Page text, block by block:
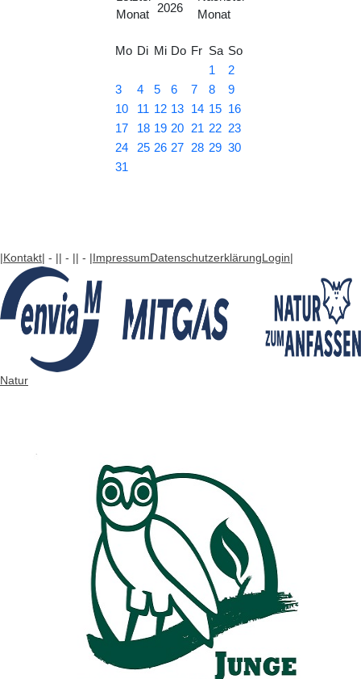
2026
Mo Di Mi Do Fr Sa So
1
2
3
4 5 6 7 8
9
10
11 12 13 14 15 16
17
18 19 20 21 22 23
24
25 26 27 28 29 30
31
|Kontakt| - || - || - |ImpressumDatenschutzerklärungLogin|
Natur